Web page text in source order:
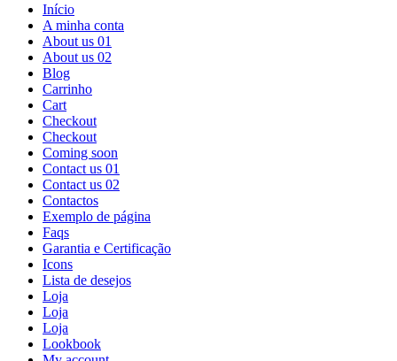
Início
A minha conta
About us 01
About us 02
Blog
Carrinho
Cart
Checkout
Checkout
Coming soon
Contact us 01
Contact us 02
Contactos
Exemplo de página
Faqs
Garantia e Certificação
Icons
Lista de desejos
Loja
Loja
Loja
Lookbook